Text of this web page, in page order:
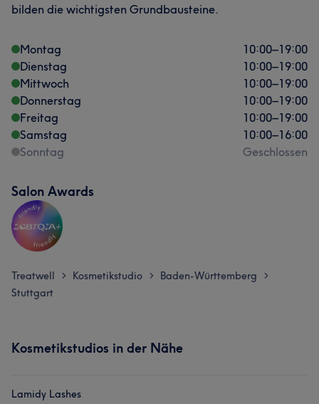
Was unsere Kunden über Kabine sagen
Talentiert 8
Talentiert 7
bilden die wichtigsten Grundbausteine.
Montag 10:00–19:00
Dienstag
10:00–19:00
Mittwoch
10:00–19:00
Donnerstag
10:00–19:00
Freitag
10:00–19:00
Samstag
10:00–16:00
Sonntag
Geschlossen
Salon Awards
Treatwell > Kosmetikstudio > Baden-Württemberg >
Stuttgart
Kosmetikstudios in der Nähe
Lamidy Lashes